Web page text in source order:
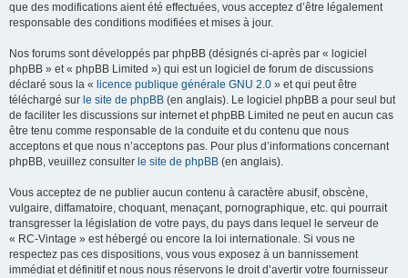
que des modifications aient été effectuées, vous acceptez d’être légalement
responsable des conditions modifiées et mises à jour.
Nos forums sont développés par phpBB (désignés ci-après par « logiciel
phpBB » et « phpBB Limited ») qui est un logiciel de forum de discussions
déclaré sous la « licence publique générale GNU 2.0 » et qui peut être
téléchargé sur le site de phpBB (en anglais). Le logiciel phpBB a pour seul but
de faciliter les discussions sur internet et phpBB Limited ne peut en aucun cas
être tenu comme responsable de la conduite et du contenu que nous
acceptons et que nous n’acceptons pas. Pour plus d’informations concernant
phpBB, veuillez consulter le site de phpBB (en anglais).
Vous acceptez de ne publier aucun contenu à caractère abusif, obscène,
vulgaire, diffamatoire, choquant, menaçant, pornographique, etc. qui pourrait
transgresser la législation de votre pays, du pays dans lequel le serveur de
« RC-Vintage » est hébergé ou encore la loi internationale. Si vous ne
respectez pas ces dispositions, vous vous exposez à un bannissement
immédiat et définitif et nous nous réservons le droit d’avertir votre fournisseur